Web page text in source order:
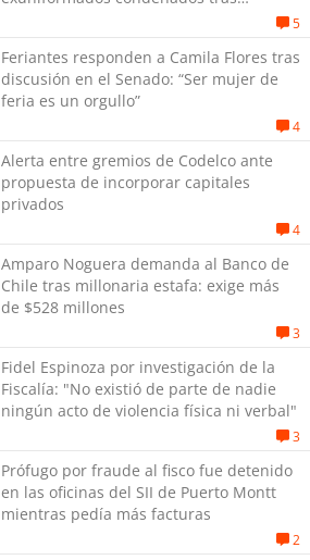
5
Feriantes responden a Camila Flores tras
discusión en el Senado: “Ser mujer de
feria es un orgullo”
4
Alerta entre gremios de Codelco ante
propuesta de incorporar capitales
privados
4
Amparo Noguera demanda al Banco de
Chile tras millonaria estafa: exige más
de $528 millones
3
Fidel Espinoza por investigación de la
Fiscalía: "No existió de parte de nadie
ningún acto de violencia física ni verbal"
3
Prófugo por fraude al fisco fue detenido
en las oficinas del SII de Puerto Montt
mientras pedía más facturas
2